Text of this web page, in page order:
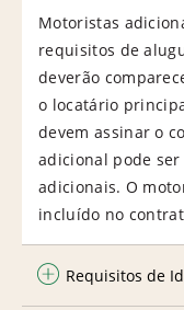
Motoristas
requisitos de
deverão
o locatário
devem assinar o
adicional pode
adicionais. O
incluído no
Requisitos de